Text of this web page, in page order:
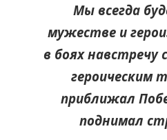
Мы всегда
мужестве и
в боях навстречу
героическим
приближал
поднимал